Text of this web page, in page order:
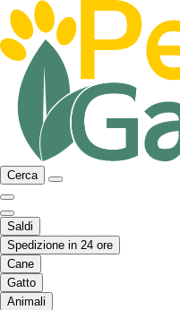
Cerca
Saldi
Spedizione in 24 ore
Cane
Gatto
Animali